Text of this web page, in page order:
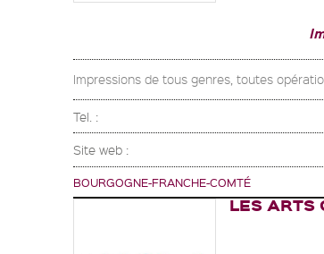
Impressions de tous genres, toutes
Tel. :
Site web :
BOURGOGNE-FRANCHE-COMTÉ
LES ARTS